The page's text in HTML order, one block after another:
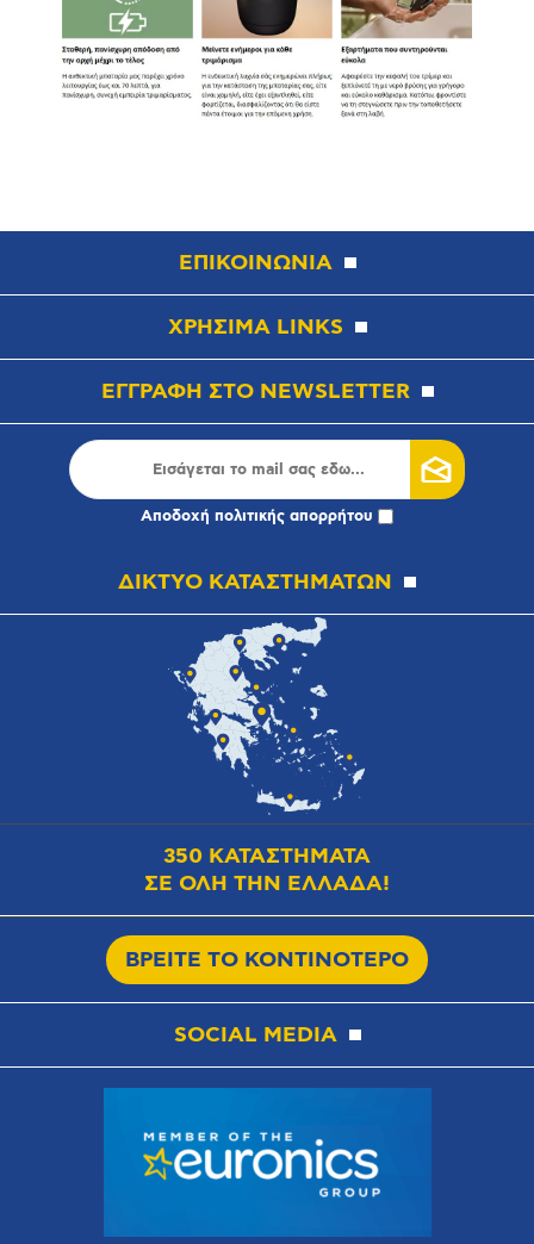
ΕΠΙΚΟΙΝΩΝΙΑ
ΧΡΗΣΙΜΑ LINKS
ΕΓΓΡΑΦΗ ΣΤΟ NEWSLETTER
Αποδοχή πολιτικής απορρήτου
ΔΙΚΤΥΟ ΚΑΤΑΣΤΗΜΑΤΩΝ
350 ΚΑΤΑΣΤΗΜΑΤΑ
ΣΕ ΟΛΗ ΤΗΝ ΕΛΛΑΔΑ!
ΒΡΕΙΤΕ ΤΟ ΚΟΝΤΙΝΟΤΕΡΟ
SOCIAL MEDIA